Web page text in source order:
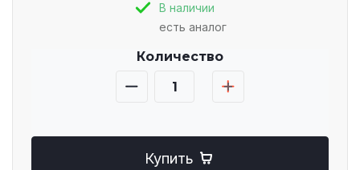
В наличии
есть аналог
Количество
Купить